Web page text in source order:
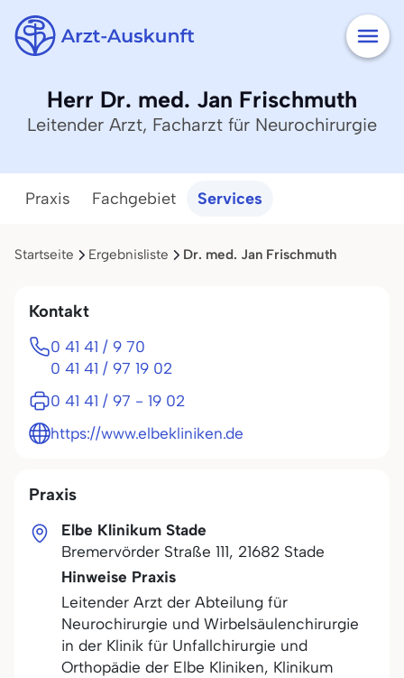
Herr Dr. med. Jan Frischmuth
Leitender Arzt, Facharzt für Neurochirurgie
Praxis Fachgebiet Services
Startseite Ergebnisliste Dr. med. Jan Frischmuth
Praxis
Elbe Klinikum Stade
Bremervörder Straße 111, 21682 Stade
Hinweise Praxis
Leitender Arzt der Abteilung für
Neurochirurgie und Wirbelsäulenchirurgie
in der Klinik für Unfallchirurgie und
Orthopädie der Elbe Kliniken, Klinikum
Kontakt
0 41 41 / 9 70
0 41 41 / 97 19 02
0 41 41 / 97 - 19 02
https://www.elbekliniken.de